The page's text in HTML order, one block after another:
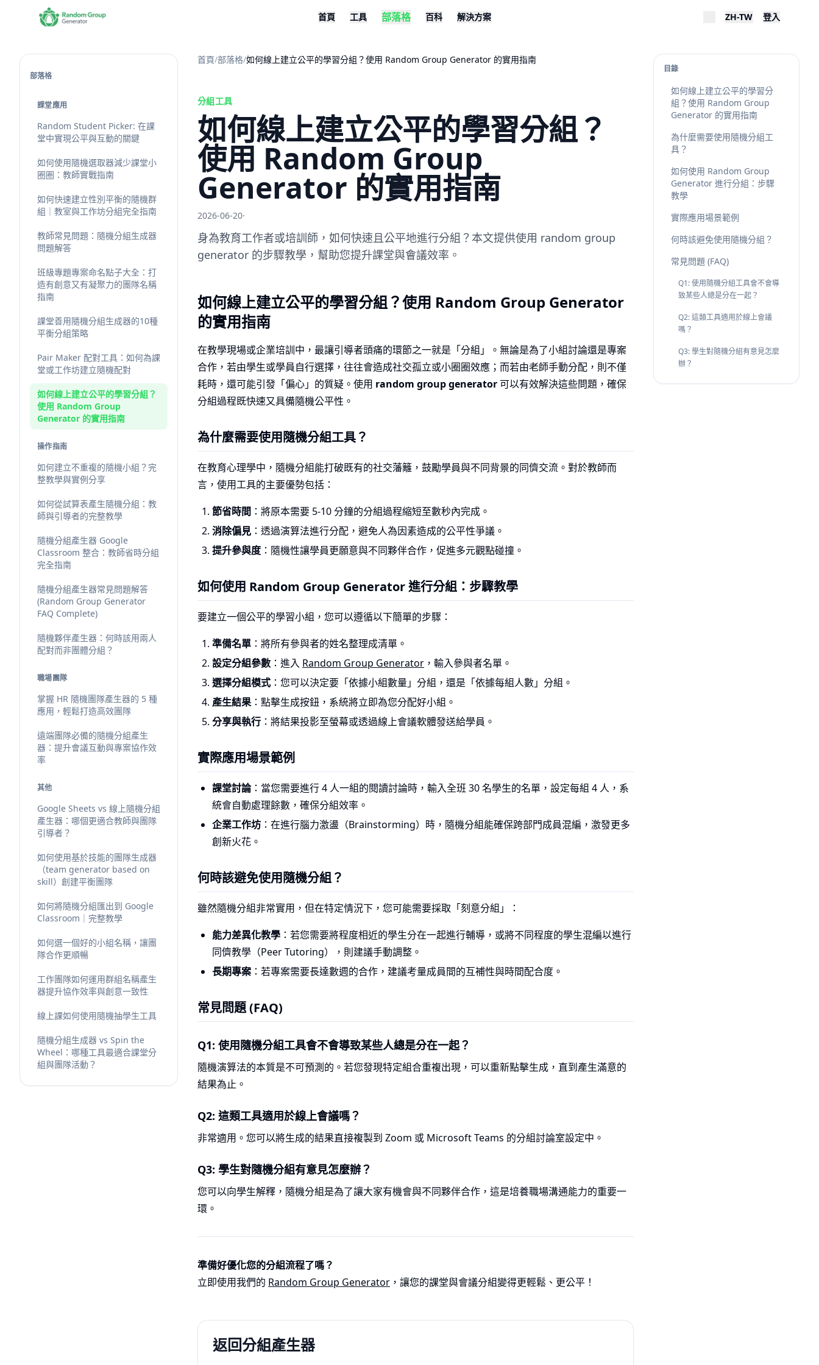
首頁 工具 部落格 百科 解決方案 ZH-TW 登入
部落格
課堂應用
Random Student Picker: 在課
堂中實現公平與互動的關鍵
如何使用隨機選取器減少課堂小
圈圈：教師實戰指南
如何快速建立性別平衡的隨機群
組｜教室與工作坊分組完全指南
教師常見問題：隨機分組生成器
問題解答
班級專題專案命名點子大全：打
造有創意又有凝聚力的團隊名稱
指南
課堂善用隨機分組生成器的10種
平衡分組策略
Pair Maker 配對工具：如何為課
堂或工作坊建立隨機配對
如何線上建立公平的學習分組？
使用 Random Group
Generator 的實用指南
操作指南
如何建立不重複的隨機小組？完
整教學與實例分享
如何從試算表產生隨機分組：教
師與引導者的完整教學
隨機分組產生器 Google
Classroom 整合：教師省時分組
完全指南
隨機分組產生器常見問題解答
(Random Group Generator
FAQ Complete)
隨機夥伴產生器：何時該用兩人
配對而非團體分組？
職場團隊
掌握 HR 隨機團隊產生器的 5 種
應用，輕鬆打造高效團隊
遠端團隊必備的隨機分組產生
器：提升會議互動與專案協作效
率
其他
Google Sheets vs 線上隨機分組
產生器：哪個更適合教師與團隊
引導者？
如何使用基於技能的團隊生成器
（team generator based on
skill）創建平衡團隊
如何將隨機分組匯出到 Google
Classroom｜完整教學
如何選一個好的小組名稱，讓團
隊合作更順暢
工作團隊如何運用群組名稱產生
器提升協作效率與創意一致性
線上課如何使用隨機抽學生工具
隨機分組生成器 vs Spin the
Wheel：哪種工具最適合課堂分
組與團隊活動？
首頁/部落格/如何線上建立公平的學習分組？使用 Random Group Generator 的實用指南
分組工具
如何線上建立公平的學習分組？
使用 Random Group
Generator 的實用指南
2026-06-20·
身為教育工作者或培訓師，如何快速且公平地進行分組？本文提供使用 random group
generator 的步驟教學，幫助您提升課堂與會議效率。
如何線上建立公平的學習分組？使用 Random Group Generator
的實用指南
在教學現場或企業培訓中，最讓引導者頭痛的環節之一就是「分組」。無論是為了小組討論還是專案
合作，若由學生或學員自行選擇，往往會造成社交孤立或小圈圈效應；而若由老師手動分配，則不僅
耗時，還可能引發「偏心」的質疑。使用 random group generator可以有效解決這些問題，確保
分組過程既快速又具備隨機公平性。
為什麼需要使用隨機分組工具？
在教育心理學中，隨機分組能打破既有的社交藩籬，鼓勵學員與不同背景的同儕交流。對於教師而
言，使用工具的主要優勢包括：
節省時間 ：將原本需要 5-10 分鐘的分組過程縮短至數秒內完成。
消除偏見 ：透過演算法進行分配，避免人為因素造成的公平性爭議。
提升參與度 ：隨機性讓學員更願意與不同夥伴合作，促進多元觀點碰撞。
如何使用 Random Group Generator 進行分組：步驟教學
要建立一個公平的學習小組，您可以遵循以下簡單的步驟：
準備名單 ：將所有參與者的姓名整理成清單。
設定分組參數 ：進入 Random Group Generator ，輸入參與者名單。
選擇分組模式 ：您可以決定要「依據小組數量」分組，還是「依據每組人數」分組。
產生結果：點擊生成按鈕，系統將立即為您分配好小組。
分享與執行 ：將結果投影至螢幕或透過線上會議軟體發送給學員。
實際應用場景範例
課堂討論：當您需要進行 4 人一組的閱讀討論時，輸入全班 30 名學生的名單，設定每組 4 人，系
統會自動處理餘數，確保分組效率。
企業工作坊 ：在進行腦力激盪（Brainstorming）時，隨機分組能確保跨部門成員混編，激發更多
創新火花。
何時該避免使用隨機分組？
雖然隨機分組非常實用，但在特定情況下，您可能需要採取「刻意分組」：
能力差異化教學 ：若您需要將程度相近的學生分在一起進行輔導，或將不同程度的學生混編以進行
同儕教學（Peer Tutoring），則建議手動調整。
長期專案 ：若專案需要長達數週的合作，建議考量成員間的互補性與時間配合度。
常見問題 (FAQ)
Q1: 使用隨機分組工具會不會導致某些人總是分在一起？
隨機演算法的本質是不可預測的。若您發現特定組合重複出現，可以重新點擊生成，直到產生滿意的
結果為止。
Q2: 這類工具適用於線上會議嗎？
非常適用。您可以將生成的結果直接複製到 Zoom 或 Microsoft Teams 的分組討論室設定中。
Q3: 學生對隨機分組有意見怎麼辦？
您可以向學生解釋，隨機分組是為了讓大家有機會與不同夥伴合作，這是培養職場溝通能力的重要一
環。
準備好優化您的分組流程了嗎？
立即使用我們的 Random Group Generator ，讓您的課堂與會議分組變得更輕鬆、更公平！
返回分組產生器
目錄
如何線上建立公平的學習分
組？使用 Random Group
Generator 的實用指南
為什麼需要使用隨機分組工
具？
如何使用 Random Group
Generator 進行分組：步驟
教學
實際應用場景範例
何時該避免使用隨機分組？
常見問題 (FAQ)
Q1: 使用隨機分組工具會不會導
致某些人總是分在一起？
Q2: 這類工具適用於線上會議
嗎？
Q3: 學生對隨機分組有意見怎麼
辦？